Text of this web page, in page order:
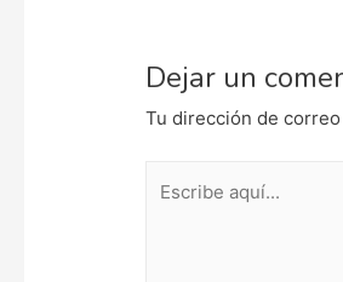
Dejar un
Tu dirección de